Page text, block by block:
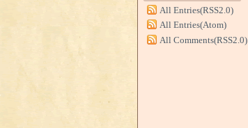
All Entries(RSS2.0)
All Entries(Atom)
All Comments(RSS2.0)